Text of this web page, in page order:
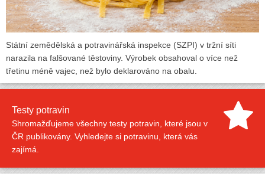
Státní zemědělská a potravinářská inspekce (SZPI) v tržní síti
narazila na falšované těstoviny. Výrobek obsahoval o více než
třetinu méně vajec, než bylo deklarováno na obalu.
Testy potravin
Shromažďujeme všechny testy potravin, které jsou v
ČR publikovány. Vyhledejte si potravinu, která vás
zajímá.